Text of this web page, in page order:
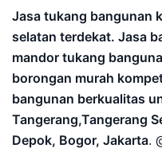
Jasa tukang bangunan
selatan terdekat. Jasa
mandor tukang
borongan murah
bangunan berkualitas
Tangerang,Tangerang
Depok, Bogor, Jakarta.